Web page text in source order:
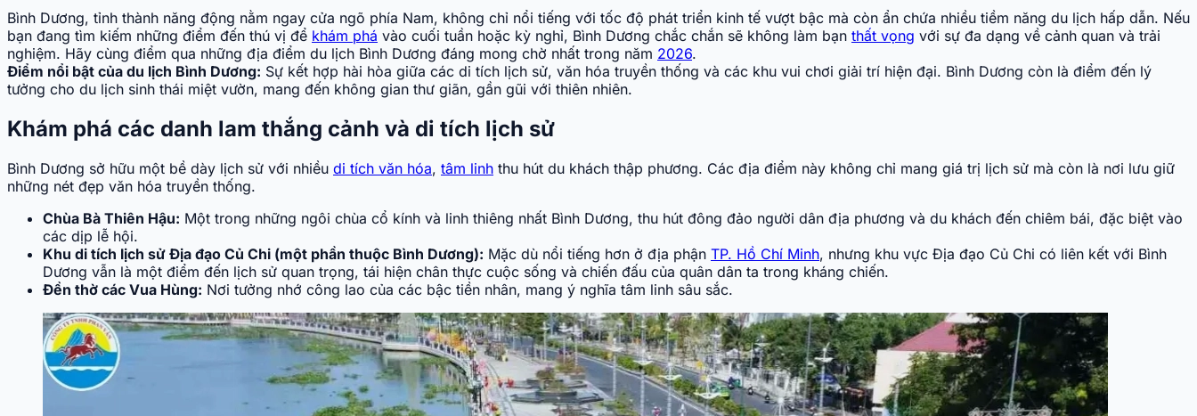
Bình Dương, tỉnh thành năng động nằm ngay cửa ngõ phía Nam, không chỉ nổi tiếng với tốc độ phát triển kinh tế vượt bậc mà còn ẩn chứa nhiều tiềm năng du lịch hấp dẫn. Nếu
bạn đang tìm kiếm những điểm đến thú vị để khám phá vào cuối tuần hoặc kỳ nghỉ, Bình Dương chắc chắn sẽ không làm bạn thất vọng với sự đa dạng về cảnh quan và trải
nghiệm. Hãy cùng điểm qua những địa điểm du lịch Bình Dương đáng mong chờ nhất trong năm 2026.
Điểm nổi bật của du lịch Bình Dương: Sự kết hợp hài hòa giữa các di tích lịch sử, văn hóa truyền thống và các khu vui chơi giải trí hiện đại. Bình Dương còn là điểm đến lý
tưởng cho du lịch sinh thái miệt vườn, mang đến không gian thư giãn, gần gũi với thiên nhiên.
Khám phá các danh lam thắng cảnh và di tích lịch sử
Bình Dương sở hữu một bề dày lịch sử với nhiều di tích văn hóa, tâm linh thu hút du khách thập phương. Các địa điểm này không chỉ mang giá trị lịch sử mà còn là nơi lưu giữ
những nét đẹp văn hóa truyền thống.
Chùa Bà Thiên Hậu: Một trong những ngôi chùa cổ kính và linh thiêng nhất Bình Dương, thu hút đông đảo người dân địa phương và du khách đến chiêm bái, đặc biệt vào
các dịp lễ hội.
Khu di tích lịch sử Địa đạo Củ Chi (một phần thuộc Bình Dương): Mặc dù nổi tiếng hơn ở địa phận TP. Hồ Chí Minh, nhưng khu vực Địa đạo Củ Chi có liên kết với Bình
Dương vẫn là một điểm đến lịch sử quan trọng, tái hiện chân thực cuộc sống và chiến đấu của quân dân ta trong kháng chiến.
Đền thờ các Vua Hùng: Nơi tưởng nhớ công lao của các bậc tiền nhân, mang ý nghĩa tâm linh sâu sắc.